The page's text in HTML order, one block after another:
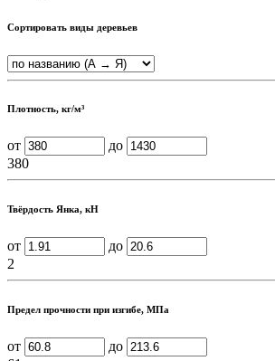
Сортировать виды деревьев
Плотность, кг/м³
от
до
380
Твёрдость Янка, кН
от
до
2
Предел прочности при изгибе, МПа
от
до